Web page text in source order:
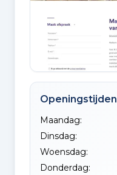
Openingstijden
Maandag:
Dinsdag:
Woensdag:
Donderdag: